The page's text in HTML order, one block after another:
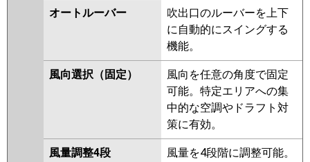
ZRMP56SKV PKZ-ZRMP56SKLR
PKZ-ZRMP56SKR
RPK-GP56RGHJ4
GP56RGHJ3 RPK-AP56GHJ7
RPK-GP56RGHJ2 RPK-
GP56RGHJ1
FDKZ565HKA5SA FDKZ565HK5SA
FDKZ565HK5S
オートルーバー
吹出口のルーバーを上下
に自動的にスイングする
機能。
風向選択（固定）
風向を任意の角度で固定
可能。特定エリアへの集
中的な空調やドラフト対
策に有効。
風量調整4段
風量を4段階に調整可能。